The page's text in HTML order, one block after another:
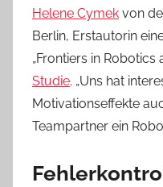
Helene Cymek von
Berlin, Erstautorin
„Frontiers in Robotics
Studie. „Uns hat
Motivationseffekte
Teampartner ein